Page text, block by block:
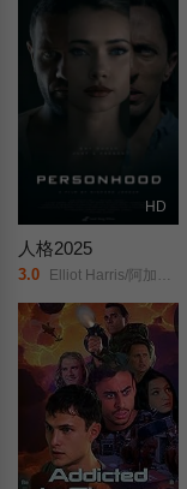
HD
人格2025
3.0 Elliot Harris/阿加特·莱维/艾伦·埃默里斯/Ryan Lee Scott/Monica Baiardi/Romina Fernandez/Henry Berry/Jenna Callaghan/Ricardo Christian/